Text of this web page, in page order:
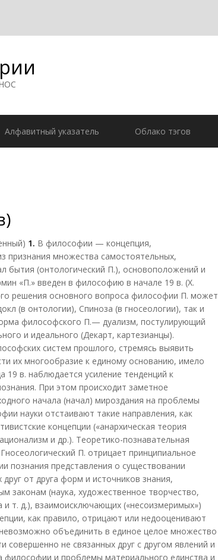
Алфавитный указатель Облако тэгов
1. В философии — концепция,
признания множества самостоятельных,
бытия (онтологический П.), основоположений и
«П.» введен в философию в начале 19 в. (X.
решения основного вопроса философии П. может
(в онтологии), Спиноза (в гносеологии), так и
философского П.— дуализм, постулирующий
и идеального (Декарт, картезианцы).
систем прошлого, стремясь выявить
их многообразие к единому основанию, имело
19 в. наблюдается усиление тенденций к
При этом происходит заметное
начала (начал) мироздания на проблемы
науки отстаивают такие направления, как
концепции («анархическая теория
и др.). Теоретико-познавательная
П. отрицает принципиальное
познания представления о существовании
от друга форм и источников знания,
законам (наука, художественное творчество,
т. д.), взаимоисключающих («несоизмеримых»)
как правило, отрицают или недооценивают
объединить в единое целое множество
совершенно не связанных друг с другом явлений и
и проблемы материального единства и